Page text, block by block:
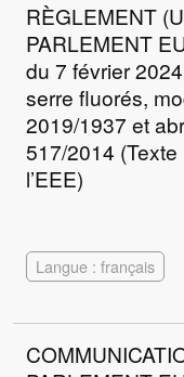
RÈGLEMENT
PARLEMENT
du 7 février
serre fluorés,
2019/1937 et
517/2014 (Texte
l’EEE)
Langue : français